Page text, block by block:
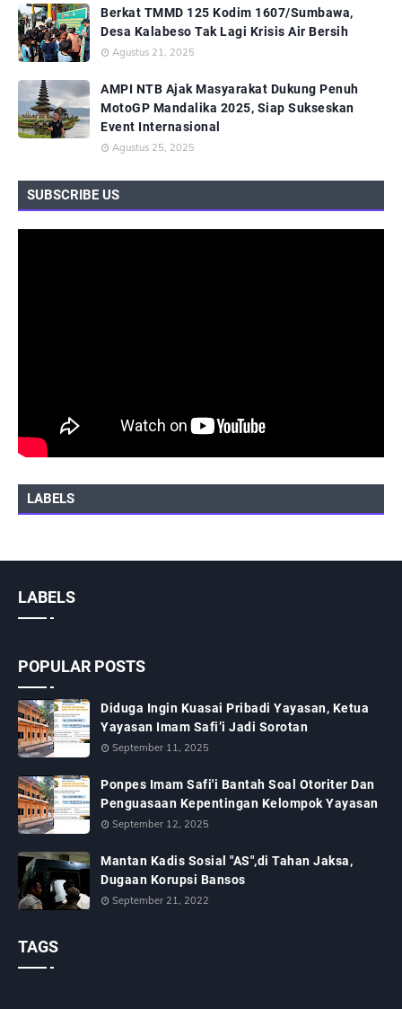
Berkat TMMD 125 Kodim 1607/Sumbawa,
Desa Kalabeso Tak Lagi Krisis Air Bersih
Agustus 21, 2025
AMPI NTB Ajak Masyarakat Dukung Penuh
MotoGP Mandalika 2025, Siap Sukseskan
Event Internasional
Agustus 25, 2025
SUBSCRIBE US
LABELS
LABELS
POPULAR POSTS
Diduga Ingin Kuasai Pribadi Yayasan, Ketua
Yayasan Imam Safi’i Jadi Sorotan
September 11, 2025
Ponpes Imam Safi'i Bantah Soal Otoriter Dan
Penguasaan Kepentingan Kelompok Yayasan
September 12, 2025
Mantan Kadis Sosial "AS",di Tahan Jaksa,
Dugaan Korupsi Bansos
September 21, 2022
TAGS